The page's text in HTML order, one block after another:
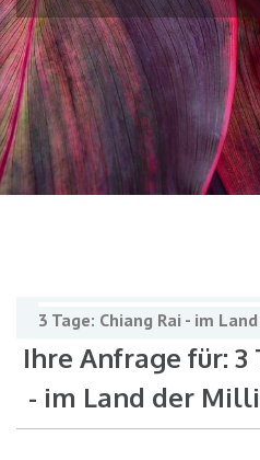
3 Tage: Chiang Rai - im
Ihre Anfrage für: 3
- im Land der